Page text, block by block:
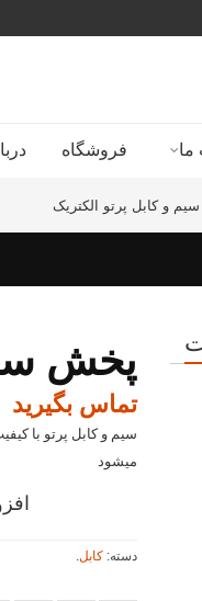
ما فروشگاه
و کابل پرتو الکتریک
پخش
تماس بگیرید
سیم و کابل پرتو با
میشود
دسته: کابل.